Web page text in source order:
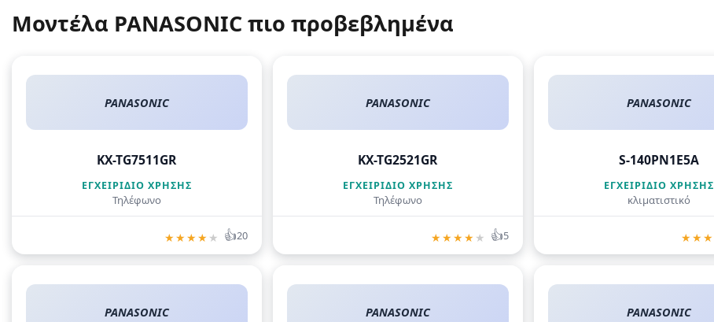
Μοντέλα PANASONIC πιο προβεβλημένα
PANASONIC
KX-TG7511GR
ΕΓΧΕΙΡΊΔΙΟ ΧΡΉΣΗΣ
Τηλέφωνο
★★★★ ★ 👍20
PANASONIC
KX-TG2521GR
ΕΓΧΕΙΡΊΔΙΟ ΧΡΉΣΗΣ
Τηλέφωνο
★★★★ ★ 👍5
PANASONIC
S-140PN1E5A
ΕΓΧΕΙΡΊΔΙΟ ΧΡΉΣΗΣ
κλιματιστικό
★★★
PANASONIC PANASONIC PANASONIC